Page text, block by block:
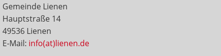
Gemeinde Lienen
Hauptstraße 14
49536 Lienen
E-Mail: info(at)lienen.de